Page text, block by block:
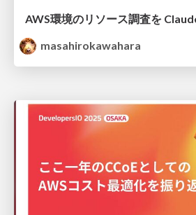
masahirokawahara